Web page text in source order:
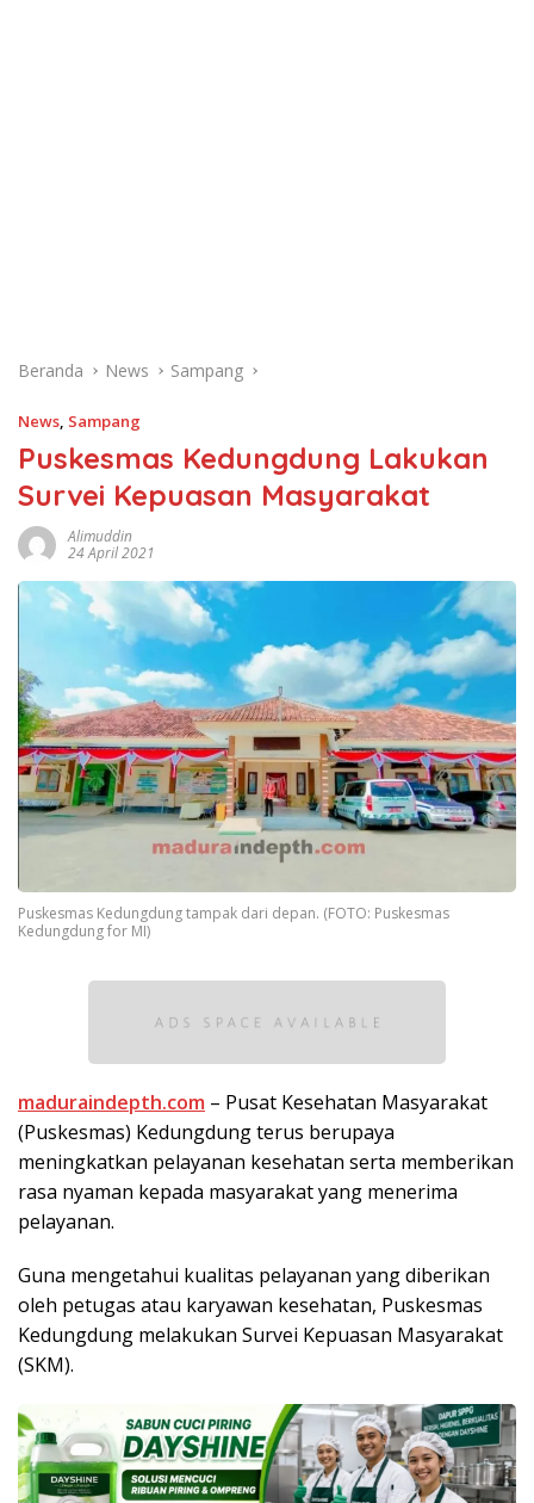
Beranda News Sampang
News, Sampang
Puskesmas Kedungdung Lakukan
Survei Kepuasan Masyarakat
Alimuddin
24 April 2021
Puskesmas Kedungdung tampak dari depan. (FOTO: Puskesmas
Kedungdung for MI)
maduraindepth.com – Pusat Kesehatan Masyarakat
(Puskesmas) Kedungdung terus berupaya
meningkatkan pelayanan kesehatan serta memberikan
rasa nyaman kepada masyarakat yang menerima
pelayanan.
Guna mengetahui kualitas pelayanan yang diberikan
oleh petugas atau karyawan kesehatan, Puskesmas
Kedungdung melakukan Survei Kepuasan Masyarakat
(SKM).